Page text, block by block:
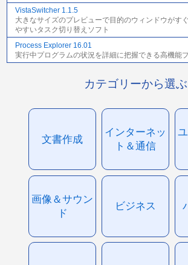
VistaSwitcher 1.1.5
大きなサイズのプレビューで目的のウィンドウがす
やすいタスク切り替えソフト
Process Explorer 16.01
実行中プログラムの状況を詳細に把握できる高機能
カテゴリーから選ぶ
文書作成
インターネッ
ト＆通信
画像＆サウン
ド
ビジネス